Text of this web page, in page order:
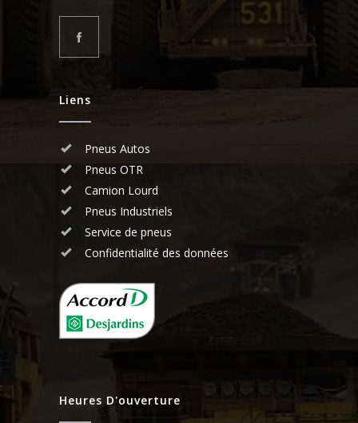
Liens
Pneus Autos
Pneus OTR
Camion Lourd
Pneus Industriels
Service de pneus
Confidentialité des données
Heures D'ouverture